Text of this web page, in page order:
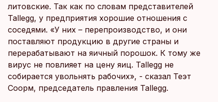
литовские. Так как по словам представителей
Tallegg, у предприятия хорошие отношения с
соседями. «У них – перепроизводство, и они
поставляют продукцию в другие страны и
перерабатывают на яичный порошок. К тому же
вирус не повлияет на цену яиц. Tallegg не
собирается увольнять рабочих», - сказал Теэт
Соорм, председатель правления Tallegg.